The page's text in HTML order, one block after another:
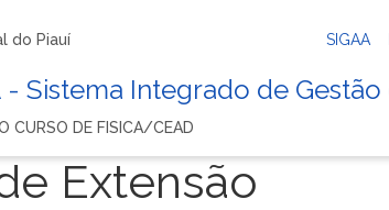
do Piauí SIGAA
- Sistema Integrado de
CURSO DE FISICA/CEAD
Extensão